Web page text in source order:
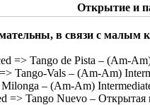
Открытие и
в связи с
=> Tango de Pista – (Am-
Tango-Vals – (Am-Am)
– (Am-Am)
=> Tango Nuevo – Открытая